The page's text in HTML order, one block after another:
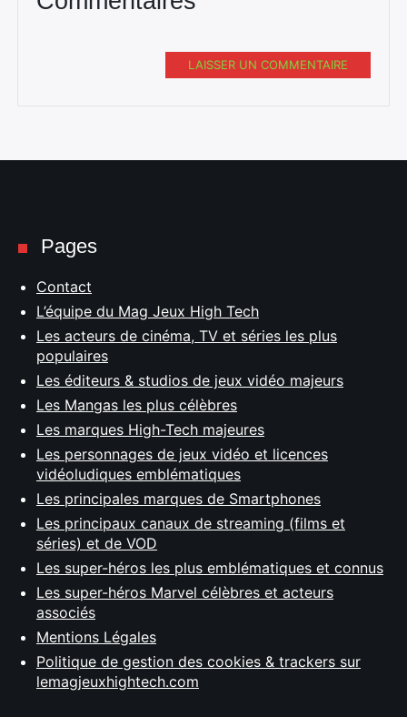
LAISSER UN COMMENTAIRE
Pages
Contact
L’équipe du Mag Jeux High Tech
Les acteurs de cinéma, TV et séries les plus
populaires
Les éditeurs & studios de jeux vidéo majeurs
Les Mangas les plus célèbres
Les marques High-Tech majeures
Les personnages de jeux vidéo et licences
vidéoludiques emblématiques
Les principales marques de Smartphones
Les principaux canaux de streaming (films et
séries) et de VOD
Les super-héros les plus emblématiques et connus
Les super-héros Marvel célèbres et acteurs
associés
Mentions Légales
Politique de gestion des cookies & trackers sur
lemagjeuxhightech.com